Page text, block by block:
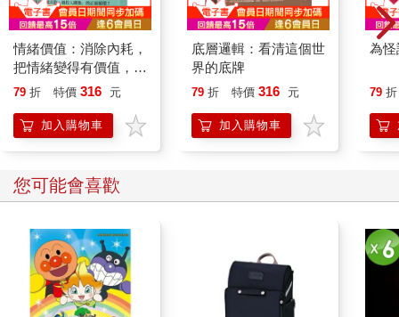
情緒價值：消除內耗，
把情緒變得有價值，跟
誰都能自在相處
79 折 特價 316 元
加入購物車
底層邏輯：看清這個世
界的底牌
79 折 特價 316 元
加入購物車
為怪
79 折
您可能會喜歡